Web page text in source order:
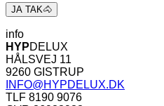
info
HYPDELUX
HÅLSVEJ 11
9260 GISTRUP
INFO@HYPDELUX.DK
TLF 8190 9076